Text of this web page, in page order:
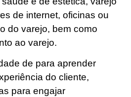
de internet, oficinas ou
do varejo, bem como
ao varejo.
de para aprender
do cliente,
para engajar